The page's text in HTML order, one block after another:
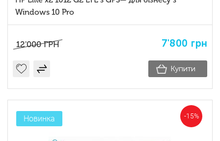
Windows 10 Pro
12'000 ГРН 7'800 грн
Купити
-15%
Новинка